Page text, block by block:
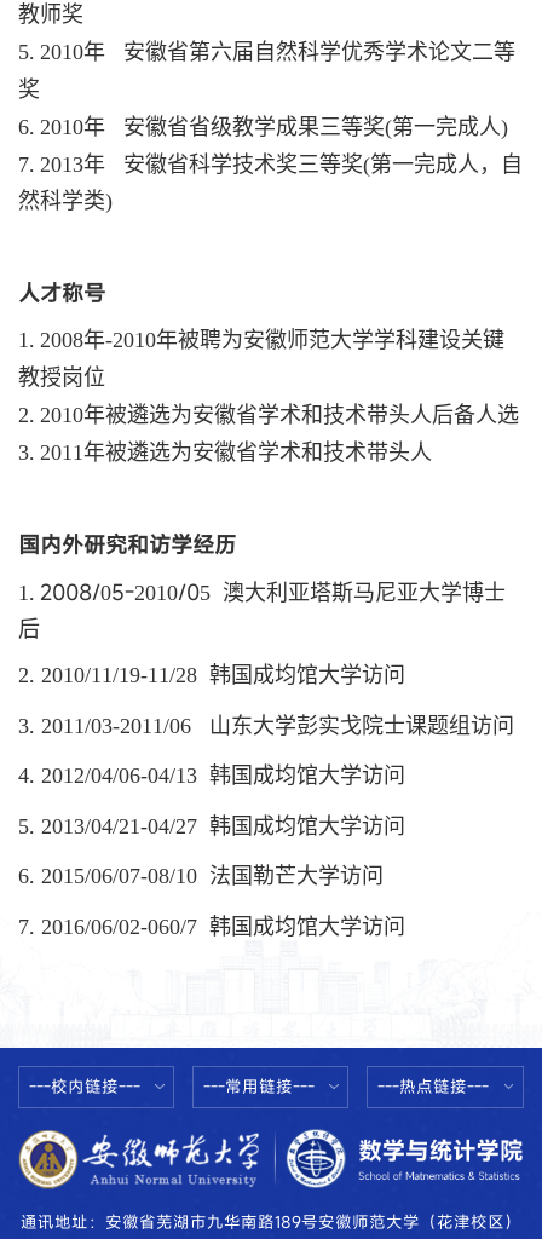
教师奖
5. 2010年
安徽省第六届自然科学优秀学术论文二等
奖
6. 2010年
安徽省省级教学成果三等奖(第一完成人)
7. 2013年
安徽省科学技术奖三等奖(第一完成人，自
然科学类)
人才称号
1. 2008年-2010年被聘为安徽师范大学学科建设关键
教授岗位
2. 2010年被遴选为安徽省学术和技术带头人后备人选
3. 2011年被遴选为安徽省学术和技术带头人
国内外研究和访学经历
1 . 2008/05-2010/05 澳大利亚塔斯马尼亚大学博士
后
2. 2010/11/19-11/28 韩国成均馆大学访问
3. 2011/03-2011/06 山东大学彭实戈院士课题组访问
4. 2012/04/06-04/13 韩国成均馆大学访问
5. 2013/04/21-04/27 韩国成均馆大学访问
6. 2015/06/07-08/10 法国勒芒大学访问
7. 2016/06/02-060/7 韩国成均馆大学访问
---校内链接--- ---常用链接--- ---热点链接---
通讯地址：安徽省芜湖市九华南路189号安徽师范大学（花津校区）